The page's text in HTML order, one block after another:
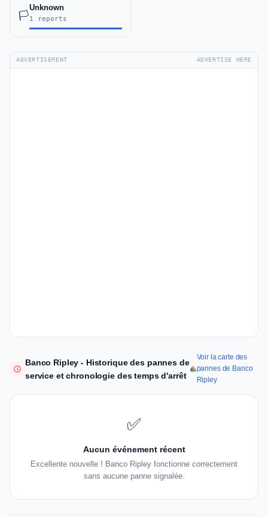
🏳️
Unknown
1 reports
ADVERTISEMENT ADVERTISE HERE
Banco Ripley - Historique des pannes de
service et chronologie des temps d'arrêt
Voir la carte des
pannes de Banco
Ripley
✅
Aucun événement récent
Excellente nouvelle ! Banco Ripley fonctionne correctement
sans aucune panne signalée.